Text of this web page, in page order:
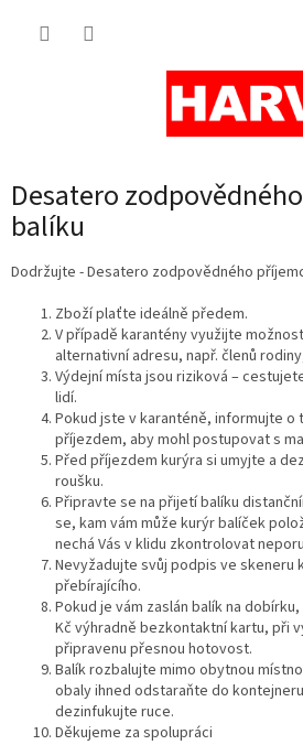
Desatero
balíku
Dodržujte - Desatero zodpovědného
Zboží plaťte ideálně předem.
V případě karantény využijte
alternativní adresu, např. členů
Výdejní místa jsou riziková –
lidí.
Pokud jste v karanténě, informujte o
příjezdem, aby mohl postupovat s
Před příjezdem kurýra si umyjte a
roušku.
Připravte se na přijetí balíku
se, kam vám může kurýr balíček
nechá Vás v klidu zkontrolovat
Nevyžadujte svůj podpis ve skeneru
přebírajícího.
Pokud je vám zaslán balík na
Kč výhradně bezkontaktní kartu, při
připravenu přesnou hotovost.
Balík rozbalujte mimo obytnou
obaly ihned odstaraňte do
dezinfukujte ruce.
Děkujeme za spolupráci